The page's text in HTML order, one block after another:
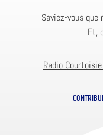
Saviez-vous
Et,
Radio